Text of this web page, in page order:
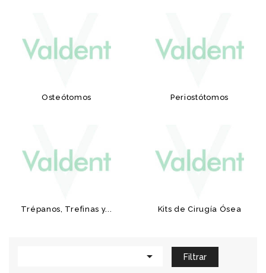
Osteótomos Periostótomos
Trépanos, Trefinas y... Kits de Cirugía Ósea
 Filtrar